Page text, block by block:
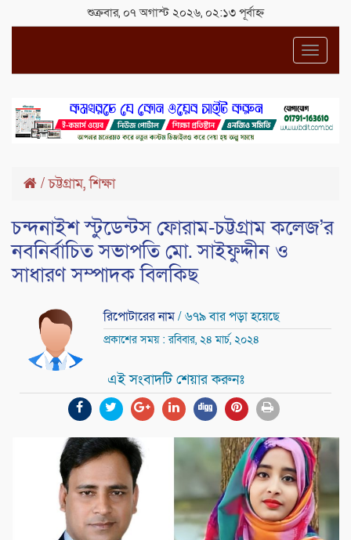
শুক্রবার, ০৭ অগাস্ট ২০২৬, ০২:১৩ পূর্বাহ্ন
/চট্টগ্রাম,শিক্ষা
চন্দনাইশ স্টুডেন্টস ফোরাম-চট্টগ্রাম কলেজ’র
নবনির্বাচিত সভাপতি মো. সাইফুদ্দীন ও
সাধারণ সম্পাদক বিলকিছ
রিপোটারের নাম/ ৬৭৯ বার পড়া হয়েছে
প্রকাশের সময় : রবিবার, ২৪ মার্চ, ২০২৪
এই সংবাদটি শেয়ার করুনঃ